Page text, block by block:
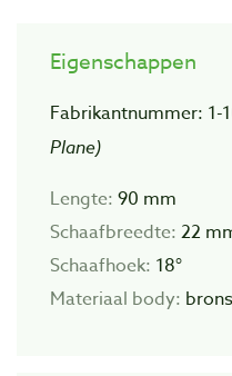
Eigenschappen
Fabrikantnummer: 1-
Plane)
Lengte: 90 mm
Schaafbreedte: 22
Schaafhoek: 18°
Materiaal body: brons